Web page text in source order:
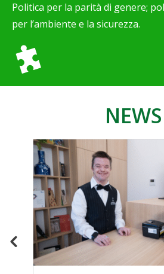
Politica per la parità di genere;
per l’ambiente e la sicurezza.
NEWS